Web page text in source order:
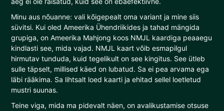
Minu aus nõuanne: vali kõigepealt oma variant ja mine siis
süvitsi. Kui oled Ameerika Ühendriikides ja tahad mängida
grupiga, on Ameerika Mahjong koos NMJL kaardiga peaaegu
kindlasti see, mida vajad. NMJL kaart võib esmapilgul
hirmutav tunduda, kuid tegelikult on see kingitus. See ütleb
sulle täpselt, millised käed on lubatud. Sa ei pea arvama ega
läbi rääkima. Sa lihtsalt loed kaarti ja ehitad sellel loetletud
mustri suunas.
Teine viga, mida ma pidevalt näen, on avalikustamise otsuse